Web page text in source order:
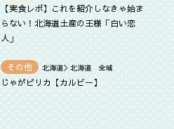
【実食レポ】これを紹介しなきゃ始ま
らない！北海道土産の王様「白い恋
人」
その他 北海道＞北海道 全域
じゃがピリカ【カルビー】